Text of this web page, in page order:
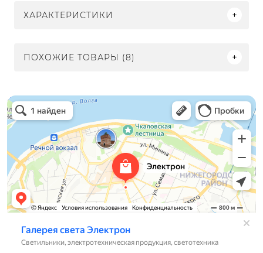
ХАРАКТЕРИСТИКИ
ПОХОЖИЕ ТОВАРЫ (8)
Электрон
Светильники в Нижнем Новгороде
Электротехническая продукция в Нижнем Новгороде